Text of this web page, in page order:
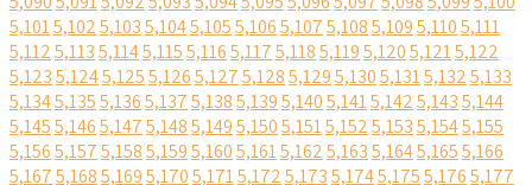
5,1015,1025,1035,1045,1055,1065,1075,1085,1095,1105,111
5,1125,1135,1145,1155,1165,1175,1185,1195,1205,1215,122
5,1235,1245,1255,1265,1275,1285,1295,1305,1315,1325,133
5,1345,1355,1365,1375,1385,1395,1405,1415,1425,1435,144
5,1455,1465,1475,1485,1495,1505,1515,1525,1535,1545,155
5,1565,1575,1585,1595,1605,1615,1625,1635,1645,1655,166
5,1675,1685,1695,1705,1715,1725,1735,1745,1755,1765,177